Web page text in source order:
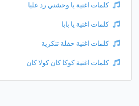
كلمات اغنية يا وحشني رد عليا
كلمات اغنية يا بابا
كلمات اغنية حفلة تنكرية
كلمات اغنية كوكا كان كولا كان